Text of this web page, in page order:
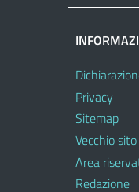
Privacy
Sitemap
Vecchio sito
Area
Redazione